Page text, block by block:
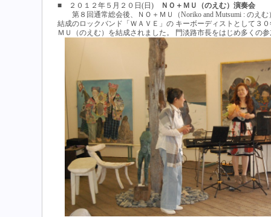
■ ２０１２年５月２０日(日)
ＮＯ＋ＭＵ（のえむ）演奏会
第８回通常総会後、ＮＯ＋ＭＵ（Noriko and Mutsumi : のえ
結成のロックバンド「ＷＡＶＥ」の キーボーディストとして３
ＭＵ（のえむ）を結成されました。 門淡路市長をはじめ多くの